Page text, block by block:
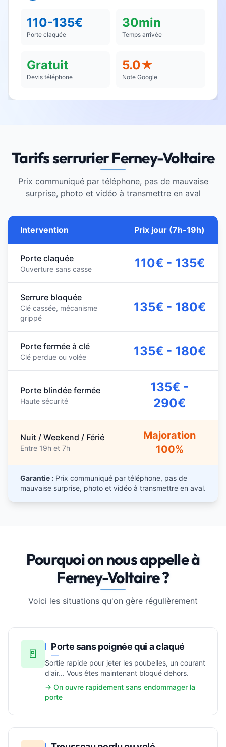
110-135€
Porte claquée
30min
Temps arrivée
Gratuit
Devis téléphone
5.0★
Note Google
Tarifs serrurier Ferney-Voltaire
Prix communiqué par téléphone, pas de mauvaise
surprise, photo et vidéo à transmettre en aval
Intervention Prix jour (7h-19h)
Porte claquée
Ouverture sans casse 110€ - 135€
Serrure bloquée
Clé cassée, mécanisme
grippé
135€ - 180€
Porte fermée à clé
Clé perdue ou volée 135€ - 180€
Porte blindée fermée
Haute sécurité
135€ -
290€
Nuit / Weekend / Férié
Entre 19h et 7h
Majoration
100%
Garantie : Prix communiqué par téléphone, pas de
mauvaise surprise, photo et vidéo à transmettre en aval.
Pourquoi on nous appelle à
Ferney-Voltaire ?
Voici les situations qu'on gère régulièrement
🚪 Porte sans poignée qui a claqué
Sortie rapide pour jeter les poubelles, un courant
d'air... Vous êtes maintenant bloqué dehors.
→ On ouvre rapidement sans endommager la
porte